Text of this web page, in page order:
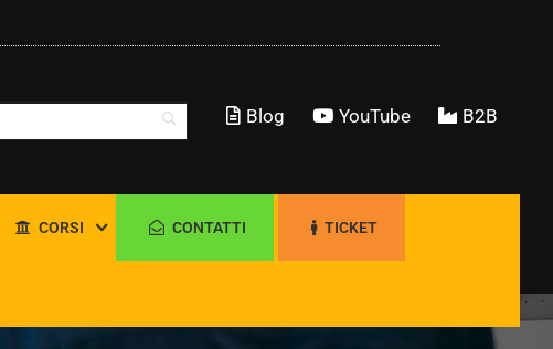
B2B
YouTube
Blog
CORSI CONTATTI TICKET